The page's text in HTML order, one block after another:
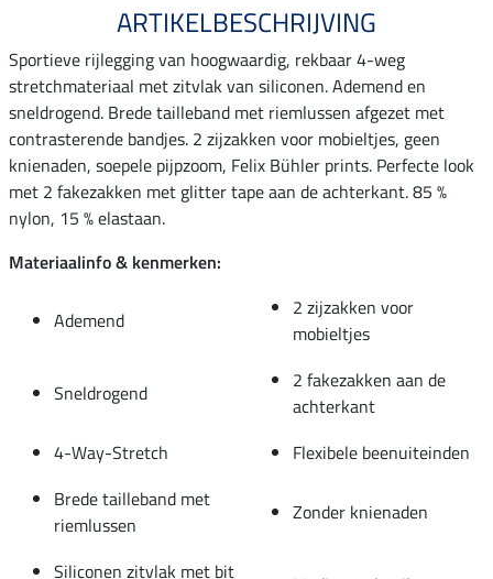
ARTIKELBESCHRIJVING
Sportieve rijlegging van hoogwaardig, rekbaar 4-weg
stretchmateriaal met zitvlak van siliconen. Ademend en
sneldrogend. Brede tailleband met riemlussen afgezet met
contrasterende bandjes. 2 zijzakken voor mobieltjes, geen
knienaden, soepele pijpzoom, Felix Bühler prints. Perfecte look
met 2 fakezakken met glitter tape aan de achterkant. 85 %
nylon, 15 % elastaan.
Materiaalinfo & kenmerken:
Ademend
2 zijzakken voor
mobieltjes
Sneldrogend
2 fakezakken aan de
achterkant
4-Way-Stretch
Flexibele beenuiteinden
Brede tailleband met
riemlussen
Zonder knienaden
Siliconen zitvlak met bit